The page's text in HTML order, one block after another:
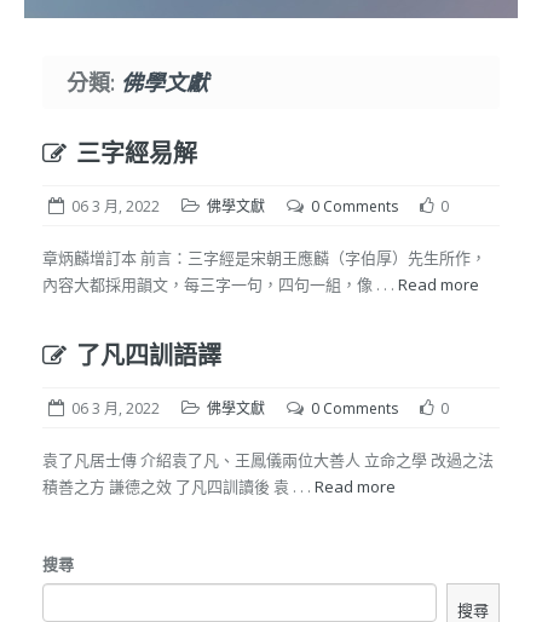
分類: 佛學文獻
三字經易解
06 3 月, 2022 佛學文獻 0 Comments 0
章炳麟增訂本 前言：三字經是宋朝王應麟（字伯厚）先生所作，
內容大都採用韻文，每三字一句，四句一組，像 . . . Read more
了凡四訓語譯
06 3 月, 2022 佛學文獻 0 Comments 0
袁了凡居士傳 介紹袁了凡、王鳳儀兩位大善人 立命之學 改過之法
積善之方 謙德之效 了凡四訓讀後 袁 . . . Read more
搜尋
搜尋